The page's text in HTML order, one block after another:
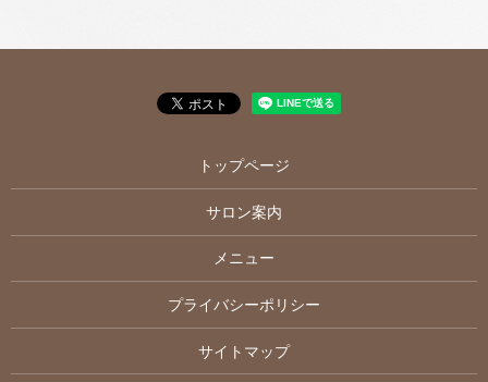
トップページ
サロン案内
メニュー
プライバシーポリシー
サイトマップ